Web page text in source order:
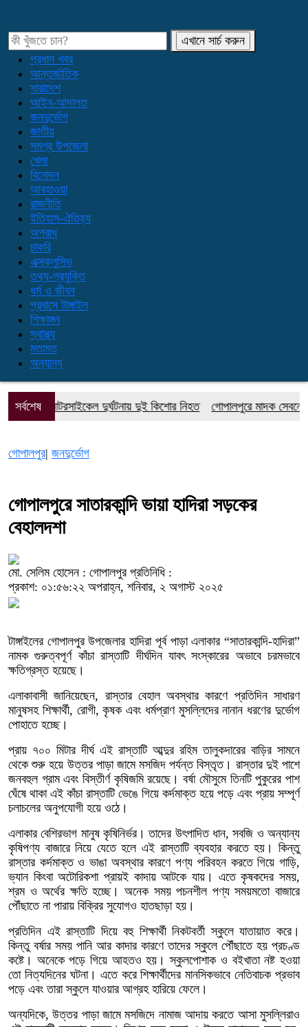
প্রধান খবর
আন্তর্জাতিক
সারাদেশ
আইন-আদালত
জনদুর্ভোগ
জাতীয়
সমগ্র উপজেলা
খেলা
বিনোদন
আবহাওয়া
রাজনীতি
ইতিহাস-ঐতিহ্য
অপরাধ
চাকরি
এক্সক্লুসিভ
তথ্য-প্রযুক্তি
ধর্ম ও জীবন
প্রবাসে টাঙ্গাইল
শিক্ষাঙ্গন
স্বাস্থ্য
মতামত
অন্যান্য
সর্বশেষ
পৃথক মোটরসাইকেল দুর্ঘটনায় দুই কিশোর নিহত গোপালপুরে মাদক সেবনের
গোপালপুর| জনদুর্ভোগ
গোপালপুরে সাতারকান্দি ভায়া হাদিরা সড়কের
বেহালদশা
মো. সেলিম হোসেন : গোপালপুর প্রতিনিধি :
প্রকাশ: ০১:৫৬:২২ অপরাহ্ন, শনিবার, ২ অগাস্ট ২০২৫
টাঙ্গাইলের গোপালপুর উপজেলার হাদিরা পূর্ব পাড়া এলাকার “সাতারকান্দি-হাদিরা”
নামক গুরুত্বপূর্ণ কাঁচা রাস্তাটি দীর্ঘদিন যাবৎ সংস্কারের অভাবে চরমভাবে
ক্ষতিগ্রস্ত হয়েছে।
এলাকাবাসী জানিয়েছেন, রাস্তার বেহাল অবস্থার কারণে প্রতিদিন সাধারণ
মানুষসহ শিক্ষার্থী, রোগী, কৃষক এবং ধর্মপ্রাণ মুসল্লিদের নানান ধরণের দুর্ভোগ
পোহাতে হচ্ছে।
প্রায় ৭০০ মিটার দীর্ঘ এই রাস্তাটি আব্দুর রহিম তালুকদারের বাড়ির সামনে
থেকে শুরু হয়ে উত্তর পাড়া জামে মসজিদ পর্যন্ত বিস্তৃত। রাস্তার দুই পাশে
জনবহুল গ্রাম এবং বিস্তীর্ণ কৃষিজমি রয়েছে। বর্ষা মৌসুমে তিনটি পুকুরের পাশ
ঘেঁষে থাকা এই কাঁচা রাস্তাটি ভেঙে গিয়ে কর্দমাক্ত হয়ে পড়ে এবং প্রায় সম্পূর্ণ
চলাচলের অনুপযোগী হয়ে ওঠে।
এলাকার বেশিরভাগ মানুষ কৃষিনির্ভর। তাদের উৎপাদিত ধান, সবজি ও অন্যান্য
কৃষিপণ্য বাজারে নিয়ে যেতে হলে এই রাস্তাটি ব্যবহার করতে হয়। কিন্তু
রাস্তার কর্দমাক্ত ও ভাঙা অবস্থার কারণে পণ্য পরিবহন করতে গিয়ে গাড়ি,
ভ্যান কিংবা অটোরিকশা প্রায়ই কাদায় আটকে যায়। এতে কৃষকদের সময়,
শ্রম ও অর্থের ক্ষতি হচ্ছে। অনেক সময় পচনশীল পণ্য সময়মতো বাজারে
পৌঁছাতে না পারায় বিক্রির সুযোগও হাতছাড়া হয়।
প্রতিদিন এই রাস্তাটি দিয়ে বহু শিক্ষার্থী নিকটবর্তী স্কুলে যাতায়াত করে।
কিন্তু বর্ষার সময় পানি আর কাদার কারণে তাদের স্কুলে পৌঁছাতে হয় প্রচণ্ড
কষ্টে। অনেকে পড়ে গিয়ে আহতও হয়। স্কুলপোশাক ও বইখাতা নষ্ট হওয়া
তো নিত্যদিনের ঘটনা। এতে করে শিক্ষার্থীদের মানসিকভাবে নেতিবাচক প্রভাব
পড়ে এবং তারা স্কুলে যাওয়ার আগ্রহ হারিয়ে ফেলে।
অন্যদিকে, উত্তর পাড়া জামে মসজিদে নামাজ আদায় করতে আসা মুসল্লিরাও